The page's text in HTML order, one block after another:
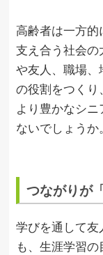
高齢者は一方的
支え合う社会
や友人、職場
の役割をつくり
より豊かなシ
ないでしょうか。
つながりが
学びを通して友
も、生涯学習